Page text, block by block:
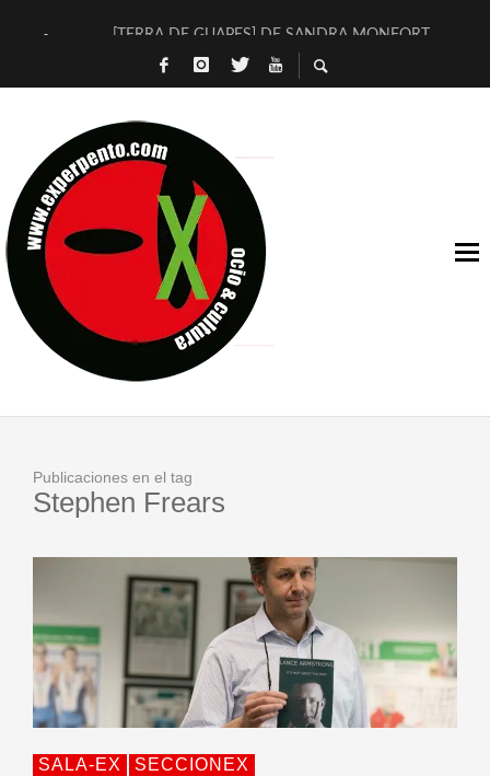
[TERRA DE GUAPES] DE SANDRA MONFORT
[ELECTRA JONDA] DE JUAN GUERRERO ZAMORA
30 AÑOS (NO ES NADA) DE LA KATARSIS DEL TOMATAZO
MILITARES JUDÍAS EN #EXVITA
D’BALDOMEROS REINVENTAN [BITÁCORA 3.0] EN EXVITA
MARSHALL FLASH PRESENTA EN EXVITA [RELATIVA
JOFRE BARDAGÍ EN EXVITA INTERPRETANDO A SERRAT
YORCH PRESENTA [CURSO DE ARMONÍA PERSECUTORIA]
Publicaciones en el tag
Stephen Frears
SALA-EX SECCIONEX